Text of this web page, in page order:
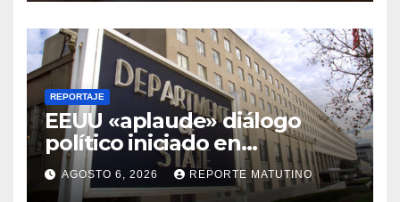
REPORTAJE
EEUU «aplaude» diálogo
político iniciado en
Venezuela
AGOSTO 6, 2026 REPORTE MATUTINO